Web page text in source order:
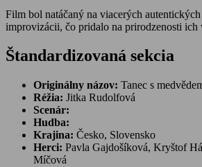
Film bol natáčaný na viacerých
improvizácii, čo pridalo na prirodzenosti ich
Štandardizovaná sekcia
Originálny názov: Tanec s
Réžia: Jitka Rudolfová
Scenár:
Hudba:
Krajina: Česko, Slovensko
Herci: Pavla Gajdošíková, Kryštof
Míčová